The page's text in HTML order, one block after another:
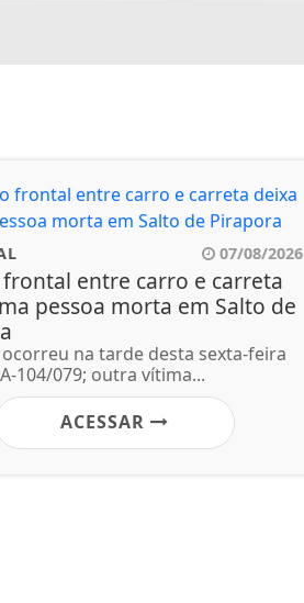
07/08/2026
frontal entre carro e carreta
pessoa morta em Salto de
na tarde desta sexta-feira
104/079; outra vítima...
ACESSAR